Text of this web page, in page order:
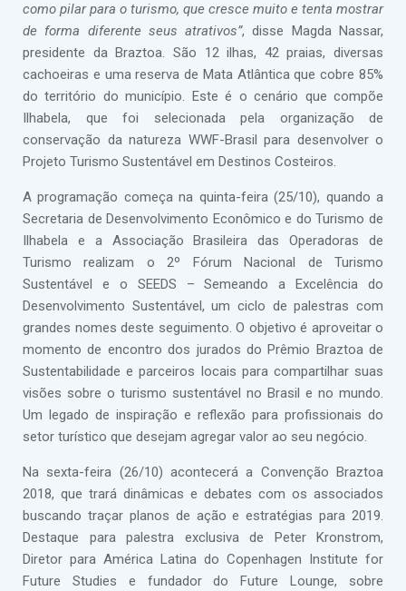
como pilar para o turismo, que cresce muito e tenta mostrar
de forma diferente seus atrativos”, disse Magda Nassar,
presidente da Braztoa. São 12 ilhas, 42 praias, diversas
cachoeiras e uma reserva de Mata Atlântica que cobre 85%
do território do município. Este é o cenário que compõe
Ilhabela, que foi selecionada pela organização de
conservação da natureza WWF-Brasil para desenvolver o
Projeto Turismo Sustentável em Destinos Costeiros.
A programação começa na quinta-feira (25/10), quando a
Secretaria de Desenvolvimento Econômico e do Turismo de
Ilhabela e a Associação Brasileira das Operadoras de
Turismo realizam o 2º Fórum Nacional de Turismo
Sustentável e o SEEDS – Semeando a Excelência do
Desenvolvimento Sustentável, um ciclo de palestras com
grandes nomes deste seguimento. O objetivo é aproveitar o
momento de encontro dos jurados do Prêmio Braztoa de
Sustentabilidade e parceiros locais para compartilhar suas
visões sobre o turismo sustentável no Brasil e no mundo.
Um legado de inspiração e reflexão para profissionais do
setor turístico que desejam agregar valor ao seu negócio.
Na sexta-feira (26/10) acontecerá a Convenção Braztoa
2018, que trará dinâmicas e debates com os associados
buscando traçar planos de ação e estratégias para 2019.
Destaque para palestra exclusiva de Peter Kronstrom,
Diretor para América Latina do Copenhagen Institute for
Future Studies e fundador do Future Lounge, sobre